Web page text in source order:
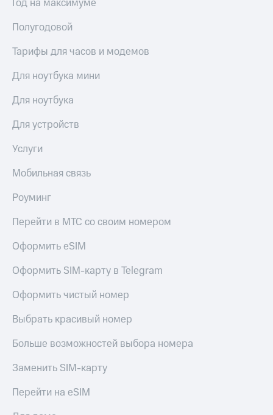
Год на максимуме
Полугодовой
Тарифы для часов и модемов
Для ноутбука мини
Для ноутбука
Для устройств
Услуги
Мобильная связь
Роуминг
Перейти в МТС со своим номером
Оформить eSIM
Оформить SIM-карту в Telegram
Оформить чистый номер
Выбрать красивый номер
Больше возможностей выбора номера
Заменить SIM-карту
Перейти на eSIM